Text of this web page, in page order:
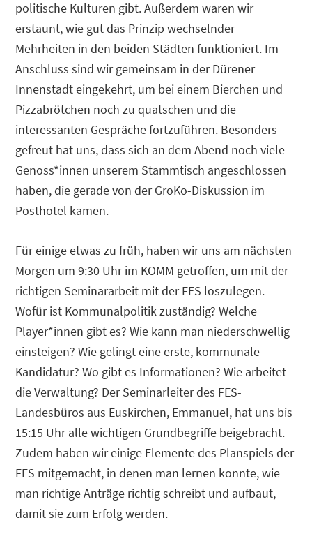
politische Kulturen gibt. Außerdem waren wir
erstaunt, wie gut das Prinzip wechselnder
Mehrheiten in den beiden Städten funktioniert. Im
Anschluss sind wir gemeinsam in der Dürener
Innenstadt eingekehrt, um bei einem Bierchen und
Pizzabrötchen noch zu quatschen und die
interessanten Gespräche fortzuführen. Besonders
gefreut hat uns, dass sich an dem Abend noch viele
Genoss*innen unserem Stammtisch angeschlossen
haben, die gerade von der GroKo-Diskussion im
Posthotel kamen.
Für einige etwas zu früh, haben wir uns am nächsten
Morgen um 9:30 Uhr im KOMM getroffen, um mit der
richtigen Seminararbeit mit der FES loszulegen.
Wofür ist Kommunalpolitik zuständig? Welche
Player*innen gibt es? Wie kann man niederschwellig
einsteigen? Wie gelingt eine erste, kommunale
Kandidatur? Wo gibt es Informationen? Wie arbeitet
die Verwaltung? Der Seminarleiter des FES-
Landesbüros aus Euskirchen, Emmanuel, hat uns bis
15:15 Uhr alle wichtigen Grundbegriffe beigebracht.
Zudem haben wir einige Elemente des Planspiels der
FES mitgemacht, in denen man lernen konnte, wie
man richtige Anträge richtig schreibt und aufbaut,
damit sie zum Erfolg werden.